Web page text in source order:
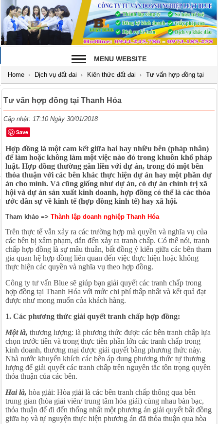
MENU WEBSITE
Home Dịch vụ đất đai Kiên thức đất đai Tư vấn hợp đồng tại
Tư vấn hợp đồng tại Thanh Hóa
Cập nhật: 17:10 Ngày 30/01/2018
Save
Hợp đồng là một cam kết giữa hai hay nhiều bên (pháp nhân)
để làm hoặc không làm một việc nào đó trong khuôn khổ pháp
luật. Hợp đồng thường gắn liền với dự án, trong đó một bên
thỏa thuận với các bên khác thực hiện dự án hay một phần dự
án cho mình. Và cũng giống như dự án, có dự án chính trị xã
hội và dự án sản xuất kinh doanh, hợp đồng có thể là các thỏa
ước dân sự về kinh tế (hợp đồng kinh tế) hay xã hội.
Tham khảo =>Thành lập doanh nghiệp Thanh Hóa
Trên thực tế vẫn xảy ra các trường hợp mà quyền và nghĩa vụ của
các bên bị xâm phạm, dẫn đến xảy ra tranh chấp. Có thể nói, tranh
chấp hợp đồng là sự mâu thuẫn, bất đồng ý kiến giữa các bên tham
gia quan hệ hợp đồng liên quan đến việc thực hiện hoặc không
thực hiện các quyền và nghĩa vụ theo hợp đồng.
Công ty tư vấn Blue sẽ giúp bạn giải quyết các tranh chấp trong
hợp đồng tại Thanh Hóa với mức chi phí thấp nhất và kết quả đạt
được như mong muốn của khách hàng.
1. Các phương thức giải quyết tranh chấp hợp đồng:
Một là, thương lượng: là phương thức được các bên tranh chấp lựa
chọn trước tiên và trong thực tiễn phần lớn các tranh chấp trong
kinh doanh, thương mại được giải quyết bằng phương thức này.
Nhà nước khuyến khích các bên áp dung phương thức tự thương
lượng để giải quyết các tranh chấp trên nguyên tắc tôn trọng quyền
thỏa thuận của các bên.
Hai là, hòa giải: Hòa giải là các bên tranh chấp thông qua bên
trung gian (hòa giải viên/ trung tâm hòa giải) cùng nhau bàn bạc,
thỏa thuận để đi đến thống nhất một phương án giải quyết bất đồng
giữa họ và tự nguyện thực hiện phương án đã thỏa thuận qua hòa